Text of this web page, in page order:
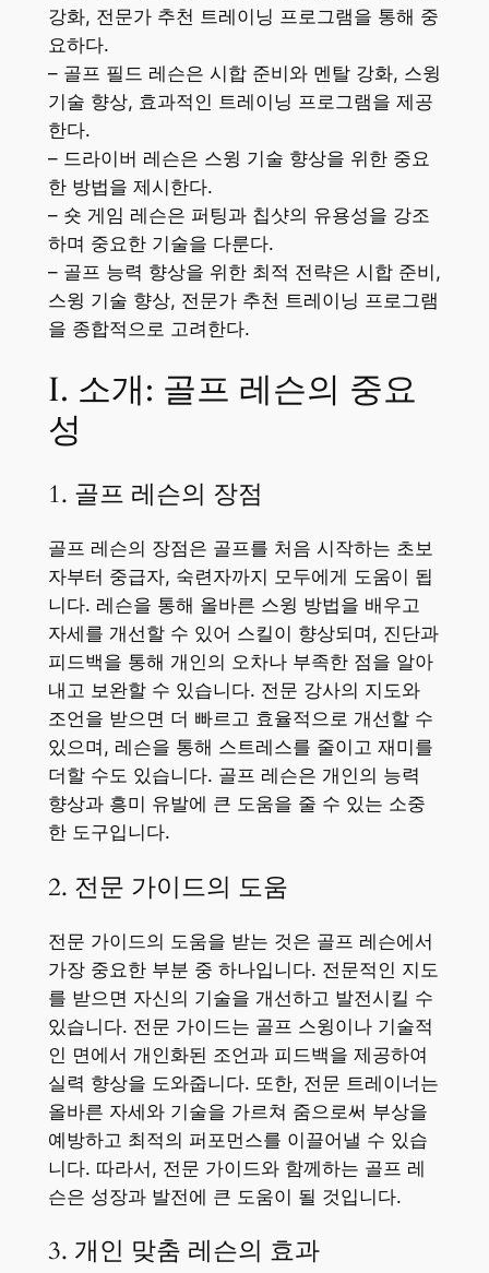
강화, 전문가 추천 트레이닝 프로그램을 통해 중
요하다.
– 골프 필드 레슨은 시합 준비와 멘탈 강화, 스윙
기술 향상, 효과적인 트레이닝 프로그램을 제공
한다.
– 드라이버 레슨은 스윙 기술 향상을 위한 중요
한 방법을 제시한다.
– 숏 게임 레슨은 퍼팅과 칩샷의 유용성을 강조
하며 중요한 기술을 다룬다.
– 골프 능력 향상을 위한 최적 전략은 시합 준비,
스윙 기술 향상, 전문가 추천 트레이닝 프로그램
을 종합적으로 고려한다.
I. 소개: 골프 레슨의 중요
성
1. 골프 레슨의 장점
골프 레슨의 장점은 골프를 처음 시작하는 초보
자부터 중급자, 숙련자까지 모두에게 도움이 됩
니다. 레슨을 통해 올바른 스윙 방법을 배우고
자세를 개선할 수 있어 스킬이 향상되며, 진단과
피드백을 통해 개인의 오차나 부족한 점을 알아
내고 보완할 수 있습니다. 전문 강사의 지도와
조언을 받으면 더 빠르고 효율적으로 개선할 수
있으며, 레슨을 통해 스트레스를 줄이고 재미를
더할 수도 있습니다. 골프 레슨은 개인의 능력
향상과 흥미 유발에 큰 도움을 줄 수 있는 소중
한 도구입니다.
2. 전문 가이드의 도움
전문 가이드의 도움을 받는 것은 골프 레슨에서
가장 중요한 부분 중 하나입니다. 전문적인 지도
를 받으면 자신의 기술을 개선하고 발전시킬 수
있습니다. 전문 가이드는 골프 스윙이나 기술적
인 면에서 개인화된 조언과 피드백을 제공하여
실력 향상을 도와줍니다. 또한, 전문 트레이너는
올바른 자세와 기술을 가르쳐 줌으로써 부상을
예방하고 최적의 퍼포먼스를 이끌어낼 수 있습
니다. 따라서, 전문 가이드와 함께하는 골프 레
슨은 성장과 발전에 큰 도움이 될 것입니다.
3. 개인 맞춤 레슨의 효과